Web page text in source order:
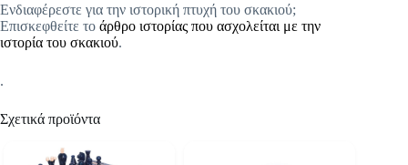
Ενδιαφέρεστε για την ιστορική πτυχή του σκακιού;
Επισκεφθείτε το άρθρο ιστορίας που ασχολείται με την
ιστορία του σκακιού.
.
Σχετικά προϊόντα